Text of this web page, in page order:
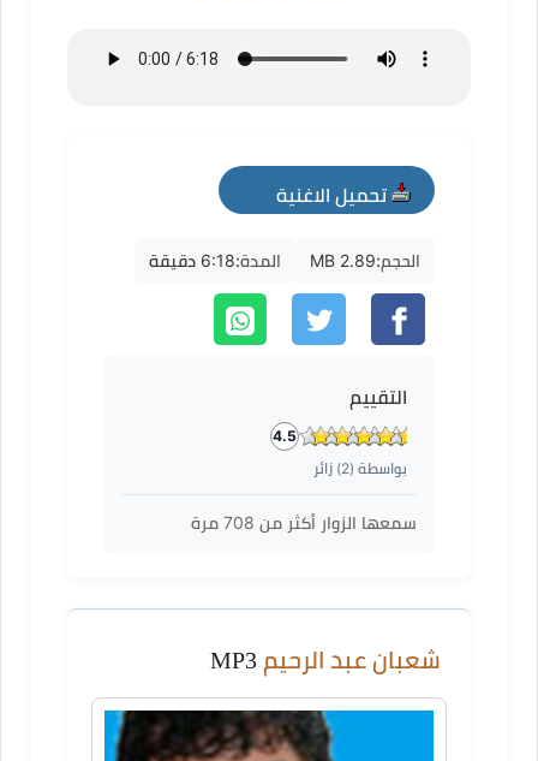
تحميل الاغنية
mp3
الحجم:2.89 MB المدة:6:18 دقيقة
التقييم
4.5
بواسطة (2) زائر
سمعها الزوار أكثر من 708 مرة
شعبان عبد الرحيم